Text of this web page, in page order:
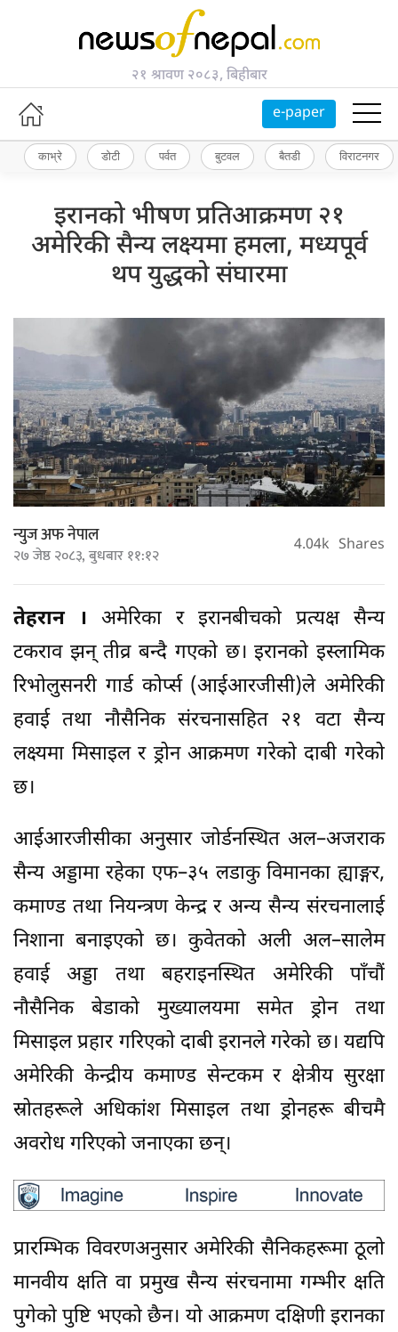
२१ श्रावण २०८३, बिहीबार
e-paper
काभ्रे डोटी पर्वत बुटवल बैतडी विराटनगर
इरानको भीषण प्रतिआक्रमण २१
अमेरिकी सैन्य लक्ष्यमा हमला, मध्यपूर्व
थप युद्धको संघारमा
न्युज अफ नेपाल
२७ जेष्ठ २०८३, बुधबार ११:१२ 4.04k Shares
तेहरान । अमेरिका र इरानबीचको प्रत्यक्ष सैन्य
टकराव झन् तीव्र बन्दै गएको छ। इरानको इस्लामिक
रिभोलुसनरी गार्ड कोर्प्स (आईआरजीसी)ले अमेरिकी
हवाई तथा नौसैनिक संरचनासहित २१ वटा सैन्य
लक्ष्यमा मिसाइल र ड्रोन आक्रमण गरेको दाबी गरेको
छ।
आईआरजीसीका अनुसार जोर्डनस्थित अल–अजराक
सैन्य अड्डामा रहेका एफ–३५ लडाकु विमानका ह्याङ्गर,
कमाण्ड तथा नियन्त्रण केन्द्र र अन्य सैन्य संरचनालाई
निशाना बनाइएको छ। कुवेतको अली अल–सालेम
हवाई अड्डा तथा बहराइनस्थित अमेरिकी पाँचौं
नौसैनिक बेडाको मुख्यालयमा समेत ड्रोन तथा
मिसाइल प्रहार गरिएको दाबी इरानले गरेको छ। यद्यपि
अमेरिकी केन्द्रीय कमाण्ड सेन्टकम र क्षेत्रीय सुरक्षा
स्रोतहरूले अधिकांश मिसाइल तथा ड्रोनहरू बीचमै
अवरोध गरिएको जनाएका छन्।
प्रारम्भिक विवरणअनुसार अमेरिकी सैनिकहरूमा ठूलो
मानवीय क्षति वा प्रमुख सैन्य संरचनामा गम्भीर क्षति
पुगेको पुष्टि भएको छैन। यो आक्रमण दक्षिणी इरानका